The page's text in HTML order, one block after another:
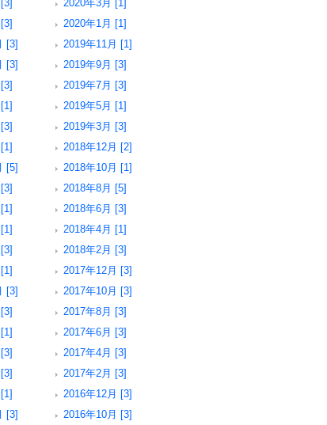
2020年3月 [1]
2020年1月 [1]
[3]
2019年11月 [1]
[3]
2019年9月 [3]
2019年7月 [3]
2019年5月 [1]
2019年3月 [3]
2018年12月 [2]
[5]
2018年10月 [1]
2018年8月 [5]
2018年6月 [3]
2018年4月 [1]
2018年2月 [3]
2017年12月 [3]
[3]
2017年10月 [3]
2017年8月 [3]
2017年6月 [3]
2017年4月 [3]
2017年2月 [3]
2016年12月 [3]
[3]
2016年10月 [3]